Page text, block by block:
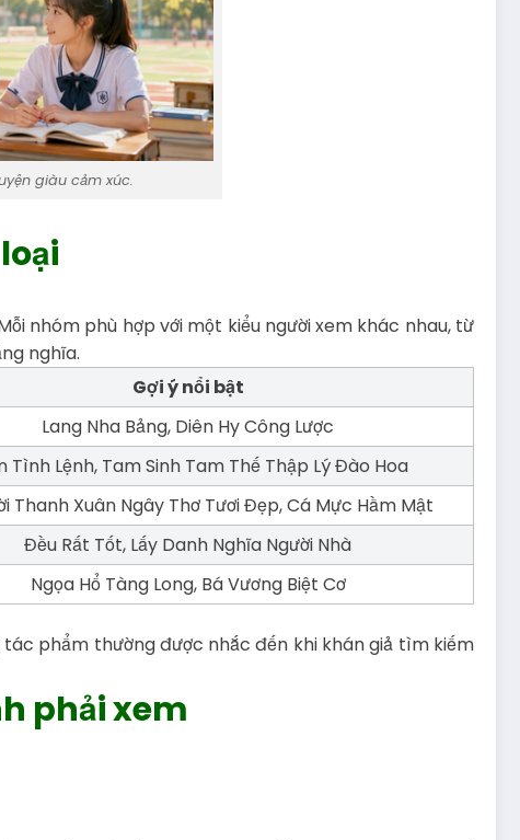
giàu cảm xúc.
nhóm phù hợp với một kiểu người xem khác nhau, từ
nghĩa.
Gợi ý nổi bật
Lang Nha Bảng, Diên Hy Công Lược
Tình Lệnh, Tam Sinh Tam Thế Thập Lý Đào Hoa
Thanh Xuân Ngây Thơ Tươi Đẹp, Cá Mực Hầm Mật
Đều Rất Tốt, Lấy Danh Nghĩa Người Nhà
Ngọa Hổ Tàng Long, Bá Vương Biệt Cơ
phẩm thường được nhắc đến khi khán giả tìm kiếm
phải xem